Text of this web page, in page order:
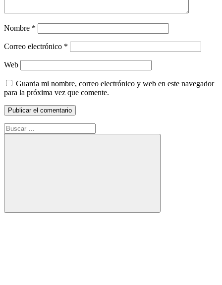
Nombre *
Correo electrónico *
Web
Guarda mi nombre, correo electrónico y web en este navegador
para la próxima vez que comente.
Buscar:
Buscar